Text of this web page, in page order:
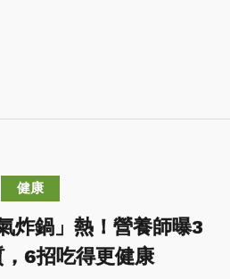
健康
炸鍋」熱！營養師曝3
6招吃得更健康